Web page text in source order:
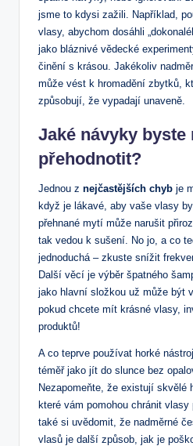
jsme to kdysi zažili. Například,⁣
vlasy,⁢ abychom dosáhli
jako bláznivé‍ vědecké
⁣činění s krásou. Jakékoliv
může‌ vést k hromadění ‌zbytků,
⁣způsobují, že‌ vypadají⁣ unaveně.
Jaké návyky ​byste
přehodnotit?
Jednou ⁣z nejčastějších ⁣chyb je
když je lákavé, aby⁤ vaše ‌vlasy
přehnané mytí může⁢ narušit
tak⁤ vedou k sušení. No jo, a co
jednoduchá – zkuste snížit
Další věcí​ je výběr ‌špatného
jako hlavní složkou už může být
pokud chcete mít krásné vlasy,
⁤produktů!
A‍ co teprve ‌používat⁢ horké
téměř jako jít do ​slunce bez
Nezapomeňte,⁣ že existují skvělé
které vám‌ pomohou​ chránit
také‌ si uvědomit, že nadměrné
vlasů⁢ je další způsob, ⁣jak je